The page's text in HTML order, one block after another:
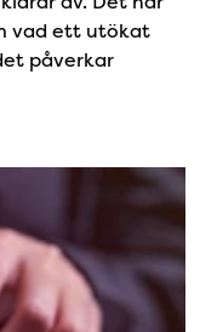
vad ett utökat
påverkar